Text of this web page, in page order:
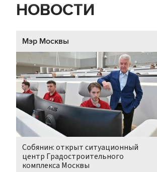
НОВОСТИ
Мэр Москвы
Собянин: открыт ситуационный
центр Градостроительного
комплекса Москвы